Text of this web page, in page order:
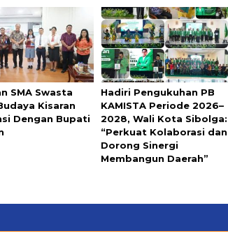
SMA Swasta
Kisaran
Dengan Bupati
Hadiri Pengukuhan PB
KAMISTA Periode 2026–
2028, Wali Kota Sibolga:
“Perkuat Kolaborasi dan
Dorong Sinergi
Membangun Daerah”